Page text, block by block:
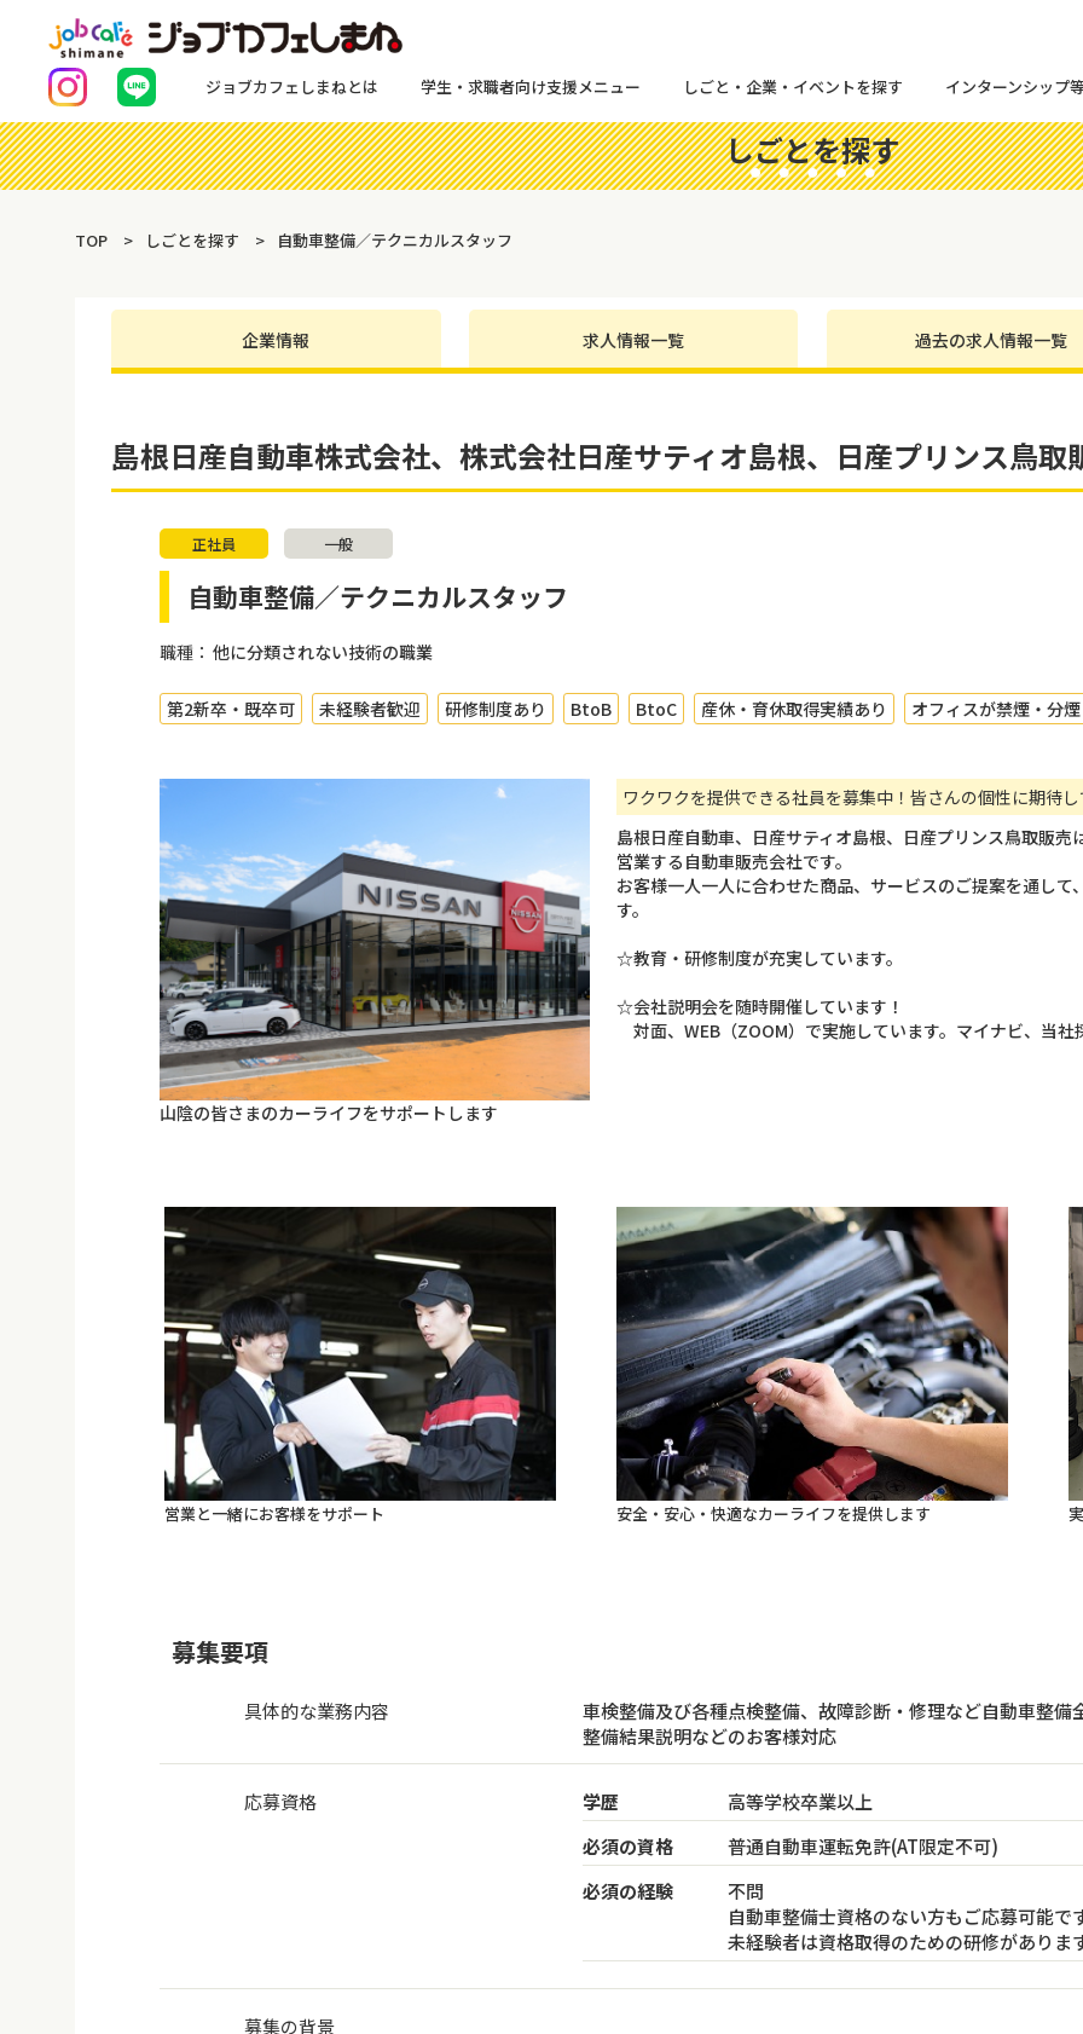
ジョブカフェしまねとは 学生・求職者向け支援メニュー しごと・企業・イベントを探す インターンシップ
しごとを探す
TOP しごとを探す 自動車整備／テクニカルスタッフ
企業情報 求人情報一覧 過去の求人情報一覧
島根日産自動車株式会社、株式会社日産サティオ島根、日産プリンス鳥取
正社員 一般
自動車整備／テクニカルスタッフ
職種： 他に分類されない技術の職業
第2新卒・既卒可 未経験者歓迎 研修制度あり BtoB BtoC 産休・育休取得実績あり オフィスが禁煙・分煙
山陰の皆さまのカーライフをサポートします
ワクワクを提供できる社員を募集中！皆さんの個性に期待
島根日産自動車、日産サティオ島根、日産プリンス鳥取販
営業する自動車販売会社です。
お客様一人一人に合わせた商品、サービスのご提案を通し
す。
☆教育・研修制度が充実しています。
☆会社説明会を随時開催しています！
対面、WEB（ZOOM）で実施しています。マイナビ、当
営業と一緒にお客様をサポート 安全・安心・快適なカーライフを提供します
募集要項
具体的な業務内容
車検整備及び各種点検整備、故障診断・修理など自動車整備
整備結果説明などのお客様対応
応募資格 学歴
高等学校卒業以上
必須の資格
普通自動車運転免許(AT限定不可)
必須の経験
不問
自動車整備士資格のない方もご応募可能
未経験者は資格取得のための研修がありま
募集の背景